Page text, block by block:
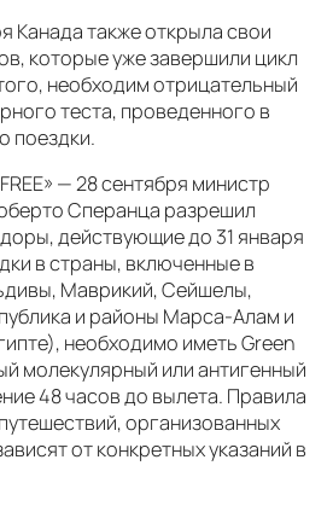
Канада также открыла свои
которые уже завершили цикл
необходим отрицательный
теста, проведенного в
поездки.
— 28 сентября министр
Сперанца разрешил
действующие до 31 января
в страны, включенные в
Маврикий, Сейшелы,
и районы Марса-Алам и
необходимо иметь Green
молекулярный или антигенный
48 часов до вылета. Правила
организованных
от конкретных указаний в